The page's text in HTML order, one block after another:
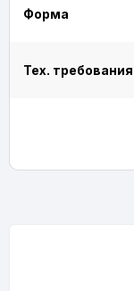
Форма
Тех. требования